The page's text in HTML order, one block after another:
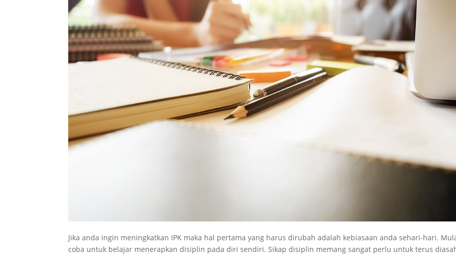
Jika anda ingin meningkatkan IPK maka hal pertama yang harus dirubah adalah kebiasaan anda sehari-hari.
coba untuk belajar menerapkan disiplin pada diri sendiri. Sikap disiplin memang sangat perlu untuk terus